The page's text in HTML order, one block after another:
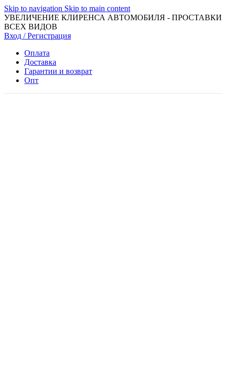
Skip to navigation Skip to main content
УВЕЛИЧЕНИЕ КЛИРЕНСА АВТОМОБИЛЯ - ПРОСТАВКИ
ВСЕХ ВИДОВ
Вход / Регистрация
Оплата
Доставка
Гарантии и возврат
Опт